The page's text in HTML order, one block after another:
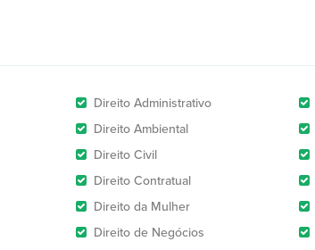
Direito Administrativo
Direito Ambiental
Direito Civil
Direito Contratual
Direito da Mulher
Direito de Negócios